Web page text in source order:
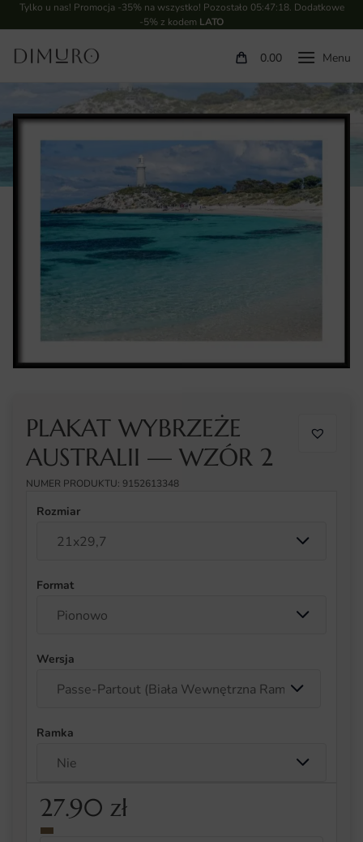
Tylko u nas! Promocja -35% na wszystko! Pozostało 05:47:17. Dodatkowe
-5% z kodem LATO
0.00
PLAKAT WYBRZEŻE
AUSTRALII — WZÓR 2
NUMER PRODUKTU: 9152613348
Rozmiar
Format
Wersja
Ramka
27.90 zł